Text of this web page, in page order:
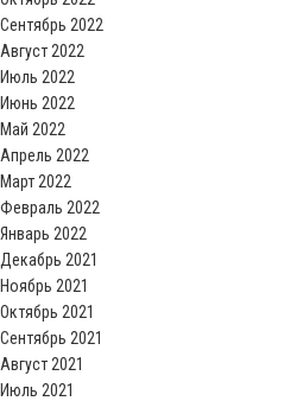
Сентябрь 2022
Август 2022
Июль 2022
Июнь 2022
Май 2022
Апрель 2022
Март 2022
Февраль 2022
Январь 2022
Декабрь 2021
Ноябрь 2021
Октябрь 2021
Сентябрь 2021
Август 2021
Июль 2021